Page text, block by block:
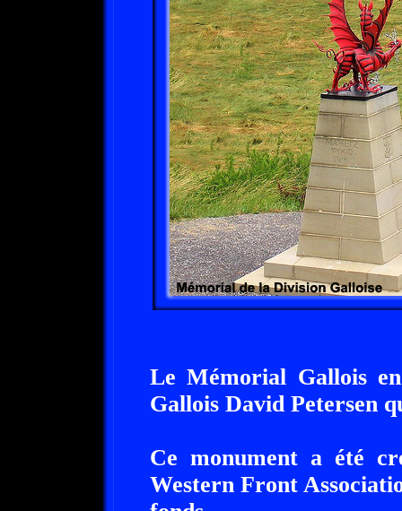
Le Mémorial Gallois
Gallois David Petersen
Ce monument a été
Western Front